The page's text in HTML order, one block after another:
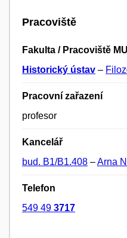
Pracoviště
Fakulta / Pracoviště MU
Historický ústav –
Pracovní zařazení
profesor
Kancelář
bud. B1/B1.408 –Arna
Telefon
549 49 3717